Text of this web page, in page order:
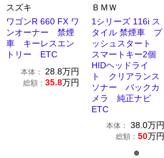
スズキ
ワゴンR 660 FX ワ
ンオーナー 禁煙
車 キーレスエン
トリー ETC
本体： 28.8万円
総額： 35.8万円
ＢＭＷ
1シリーズ 116i ス
タイル 禁煙車 プ
ッシュスタート
スマートキー2個
HIDヘッドライ
ト クリアランス
ソナー バックカ
メラ 純正ナビ
ETC
本体： 38.0万円
総額： 50万円